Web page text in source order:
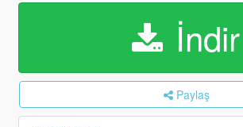
İndir
Paylaş